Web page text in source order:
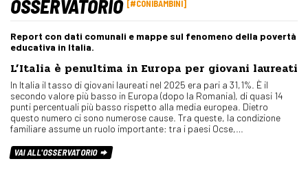
OSSERVATORIO #CONIBAMBINI
Report con dati comunali e mappe sul fenomeno della povertà
educativa in Italia.
L’Italia è penultima in Europa per giovani laureati
In Italia il tasso di giovani laureati nel 2025 era pari a 31,1%. È il
secondo valore più basso in Europa (dopo la Romania), di quasi 14
punti percentuali più basso rispetto alla media europea. Dietro
questo numero ci sono numerose cause. Tra queste, la condizione
familiare assume un ruolo importante: tra i paesi Ocse,…
VAI ALL'OSSERVATORIO